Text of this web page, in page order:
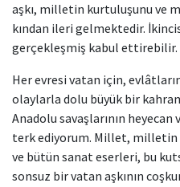
aşkı, milletin kurtuluşunu ve
kından ileri gelmektedir.
gerçekleşmiş kabul ettirebilir.
Her evresi vatan için,
olaylarla dolu büyük bir
Anadolu savaşlarının
terk ediyorum. Millet, milletin
ve bütün sanat eserleri, bu
sonsuz bir vatan aşkının